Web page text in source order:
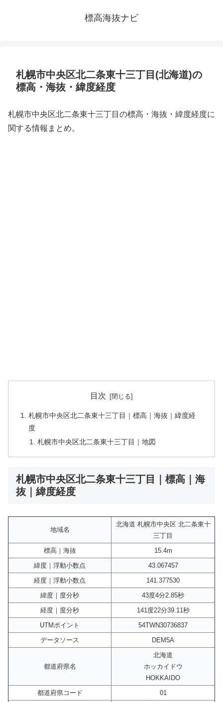
標高海抜ナビ
札幌市中央区北二条東十三丁目(北海道)の
標高・海抜・緯度経度
札幌市中央区北二条東十三丁目の標高・海抜・緯度経度に
関する情報まとめ。
目次
札幌市中央区北二条東十三丁目｜標高｜海抜｜緯度経
度
札幌市中央区北二条東十三丁目｜地図
札幌市中央区北二条東十三丁目｜標高｜海
抜｜緯度経度
地域名
北海道 札幌市中央区 北二条東十
三丁目
標高｜海抜
15.4m
緯度｜浮動小数点
43.067457
経度｜浮動小数点
141.377530
緯度｜度分秒
43度4分2.85秒
経度｜度分秒
141度22分39.11秒
UTMポイント
54TWN30736837
データソース
DEM5A
都道府県名
北海道
ホッカイドウ
HOKKAIDO
都道府県コード
01